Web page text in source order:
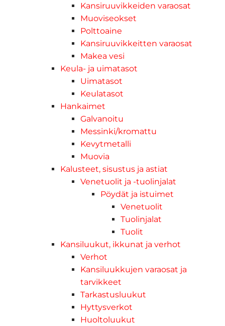
Kansiruuvikkeiden varaosat
Muoviseokset
Polttoaine
Kansiruuvikkeitten varaosat
Makea vesi
Keula- ja uimatasot
Uimatasot
Keulatasot
Hankaimet
Galvanoitu
Messinki/kromattu
Kevytmetalli
Muovia
Kalusteet, sisustus ja astiat
Venetuolit ja -tuolinjalat
Pöydät ja istuimet
Venetuolit
Tuolinjalat
Tuolit
Kansiluukut, ikkunat ja verhot
Verhot
Kansiluukkujen varaosat ja
tarvikkeet
Tarkastusluukut
Hyttysverkot
Huoltoluukut